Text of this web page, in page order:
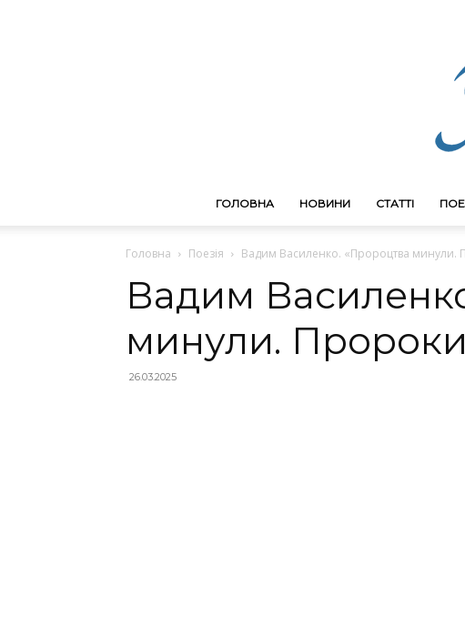
ГОЛОВНА НОВИНИ СТАТТІ
Головна Поезія Вадим Василенко. «Пророцтва минули.
Вадим
минули. Пророки
26.03.2025